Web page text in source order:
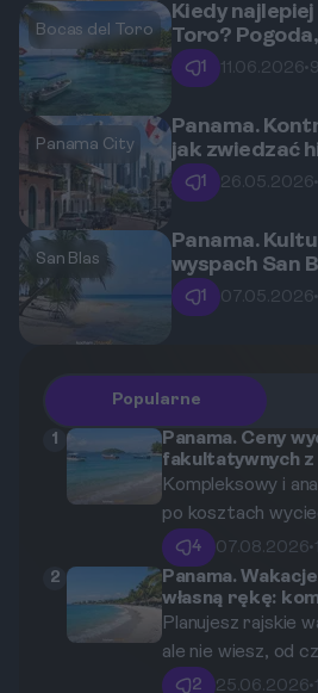
Bocas del Toro
Kiedy
Toro?
święta.
1 11.06.2026•
Panama City
Panama.
jak zwiedzać
Viejo w cieniu
wieżowców?
1 26.05.2026•
San Blas
Panama.
wyspach San
wiedzieć
1 07.05.2026•
Popularne
1
Panama. Ceny
fakultatywnych z
sezon zimowy.
Kompleksowy i
po kosztach
fakultatywnych,
wyżywienia w
dorosłych.
4 07.08.2026•
2
Panama.
własną rękę:
Planujesz rajskie
ale nie wiesz, od
przewodnik krok
2 25.06.2026•